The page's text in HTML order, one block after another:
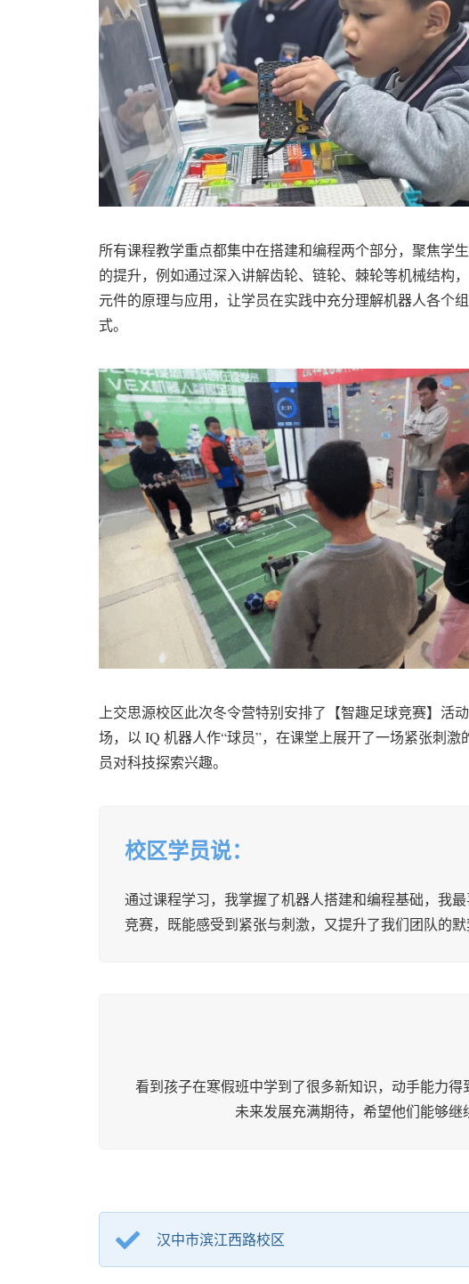
所有课程教学重点都集中在搭建和编程两个部分，聚焦学
的提升，例如通过深入讲解齿轮、链轮、棘轮等机械结构
元件的原理与应用，让学员在实践中充分理解机器人各个
式。
上交思源校区此次冬令营特别安排了【智趣足球竞赛】活
场，以 IQ 机器人作“球员”，在课堂上展开了一场紧张刺激
员对科技探索兴趣。
校区学员说：
通过课程学习，我掌握了机器人搭建和编程基础，我
竞赛，既能感受到紧张与刺激，又提升了我们团队的默
看到孩子在寒假班中学到了很多新知识，动手能力
未来发展充满期待，希望他们能够继
汉中市滨江西路校区